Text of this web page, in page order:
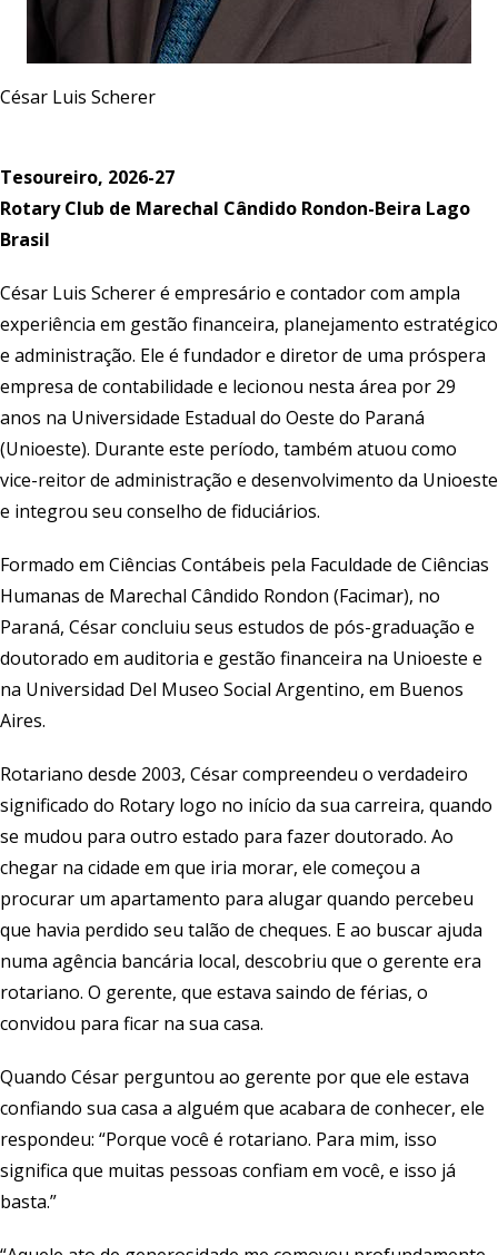
César Luis Scherer
Tesoureiro, 2026-27
Rotary Club de Marechal Cândido Rondon-Beira Lago
Brasil
César Luis Scherer é empresário e contador com ampla
experiência em gestão financeira, planejamento estratégico
e administração. Ele é fundador e diretor de uma próspera
empresa de contabilidade e lecionou nesta área por 29
anos na Universidade Estadual do Oeste do Paraná
(Unioeste). Durante este período, também atuou como
vice-reitor de administração e desenvolvimento da Unioeste
e integrou seu conselho de fiduciários.
Formado em Ciências Contábeis pela Faculdade de Ciências
Humanas de Marechal Cândido Rondon (Facimar), no
Paraná, César concluiu seus estudos de pós-graduação e
doutorado em auditoria e gestão financeira na Unioeste e
na Universidad Del Museo Social Argentino, em Buenos
Aires.
Rotariano desde 2003, César compreendeu o verdadeiro
significado do Rotary logo no início da sua carreira, quando
se mudou para outro estado para fazer doutorado. Ao
chegar na cidade em que iria morar, ele começou a
procurar um apartamento para alugar quando percebeu
que havia perdido seu talão de cheques. E ao buscar ajuda
numa agência bancária local, descobriu que o gerente era
rotariano. O gerente, que estava saindo de férias, o
convidou para ficar na sua casa.
Quando César perguntou ao gerente por que ele estava
confiando sua casa a alguém que acabara de conhecer, ele
respondeu: “Porque você é rotariano. Para mim, isso
significa que muitas pessoas confiam em você, e isso já
basta.”